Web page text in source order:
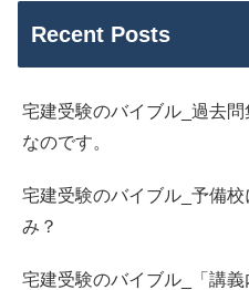
Recent Posts
宅建受験のバイブル_過去
なのです。
宅建受験のバイブル_予備
み？
宅建受験のバイブル_「講